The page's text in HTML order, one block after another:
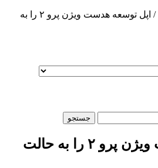
/ اپل توسعه هدست ویژن پرو ۲ را به
اپل توسعه هدست ویژن پرو ۲ را به حالت